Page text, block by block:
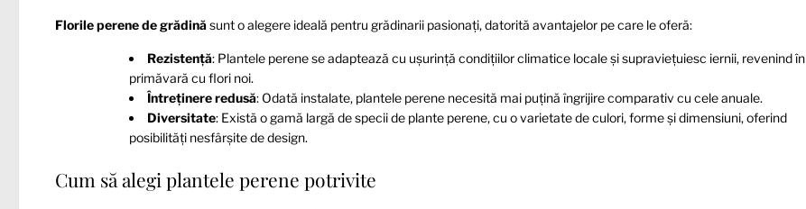
Florile perene de grădinăsunt o alegere ideală pentru grădinarii pasionați, datorită avantajelor pe care le oferă:
Rezistență: Plantele perene se adaptează cu ușurință condițiilor climatice locale și supraviețuiesc iernii, revenind în
primăvară cu flori noi.
Întreținere redusă: Odată instalate, plantele perene necesită mai puțină îngrijire comparativ cu cele anuale.
Diversitate: Există o gamă largă de specii de plante perene, cu o varietate de culori, forme și dimensiuni, oferind
posibilități nesfârșite de design.
Cum să alegi plantele perene potrivite